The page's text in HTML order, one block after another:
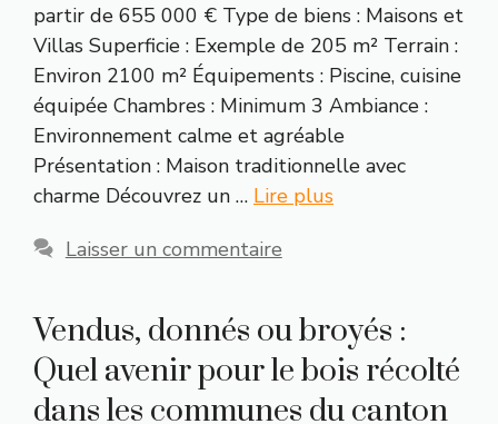
partir de 655 000 € Type de biens : Maisons et
Villas Superficie : Exemple de 205 m² Terrain :
Environ 2100 m² Équipements : Piscine, cuisine
équipée Chambres : Minimum 3 Ambiance :
Environnement calme et agréable
Présentation : Maison traditionnelle avec
charme Découvrez un … Lire plus
Laisser un commentaire
Vendus, donnés ou broyés :
Quel avenir pour le bois récolté
dans les communes du canton